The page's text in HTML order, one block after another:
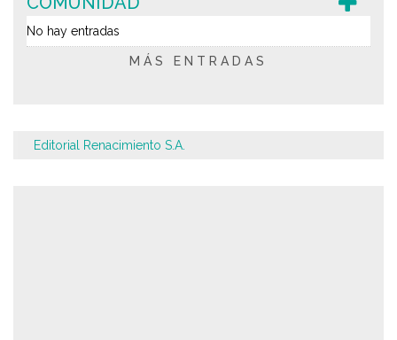
No hay entradas
MÁS ENTRADAS
Editorial Renacimiento S.A.